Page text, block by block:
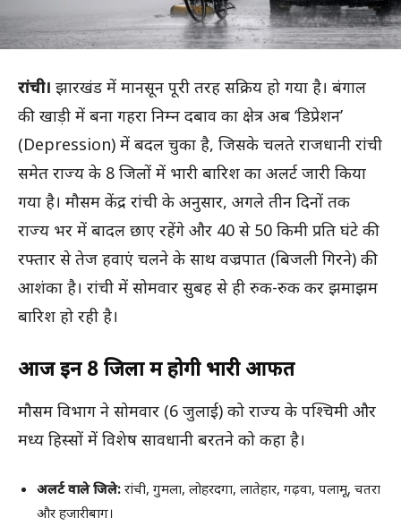
रांची। झारखंड में मानसून पूरी तरह सक्रिय हो गया है। बंगाल
की खाड़ी में बना गहरा निम्न दबाव का क्षेत्र अब ‘डिप्रेशन’
(Depression) में बदल चुका है, जिसके चलते राजधानी रांची
समेत राज्य के 8 जिलों में भारी बारिश का अलर्ट जारी किया
गया है। मौसम केंद्र रांची के अनुसार, अगले तीन दिनों तक
राज्य भर में बादल छाए रहेंगे और 40 से 50 किमी प्रति घंटे की
रफ्तार से तेज हवाएं चलने के साथ वज्रपात (बिजली गिरने) की
आशंका है। रांची में सोमवार सुबह से ही रुक-रुक कर झमाझम
बारिश हो रही है।
आज इन 8 जिलों में होगी भारी आफत
मौसम विभाग ने सोमवार (6 जुलाई) को राज्य के पश्चिमी और
मध्य हिस्सों में विशेष सावधानी बरतने को कहा है।
अलर्ट वाले जिले: रांची, गुमला, लोहरदगा, लातेहार, गढ़वा, पलामू, चतरा
और हजारीबाग।